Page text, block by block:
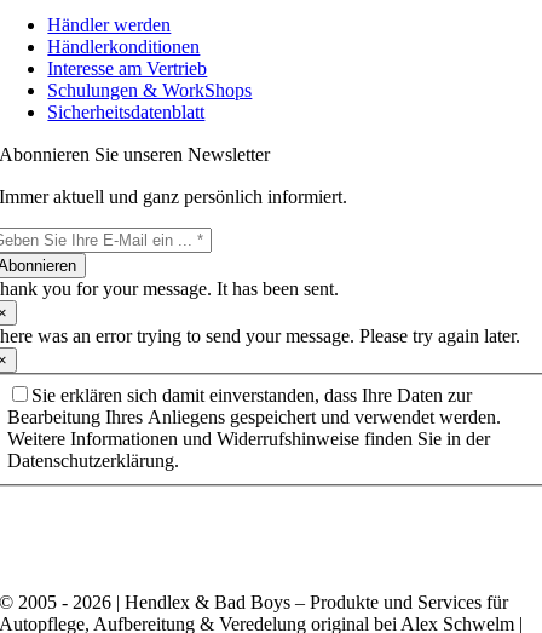
Händler werden
Händlerkonditionen
Interesse am Vertrieb
Schulungen & WorkShops
Sicherheitsdatenblatt
Abonnieren Sie unseren Newsletter
Immer aktuell und ganz persönlich informiert.
you for your message. It has been sent.
was an error trying to send your message. Please try again later.
Sie erklären sich damit einverstanden, dass Ihre Daten zur
Bearbeitung Ihres Anliegens gespeichert und verwendet werden.
Weitere Informationen und Widerrufshinweise finden Sie in der
Datenschutzerklärung.
© 2005 - 2026 | Hendlex & Bad Boys – Produkte und Services für
Autopflege, Aufbereitung & Veredelung original bei Alex Schwelm |